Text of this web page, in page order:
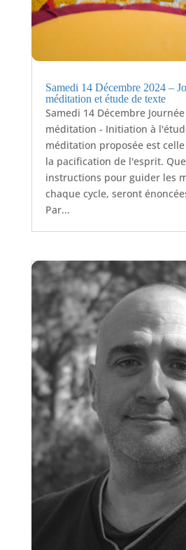
Samedi 14 Décembre 2024 –
méditation et étude de texte
Samedi 14 Décembre
méditation - Initiation à
méditation proposée est
la pacification de l'esprit.
instructions pour guider les
chaque cycle, seront
Par...